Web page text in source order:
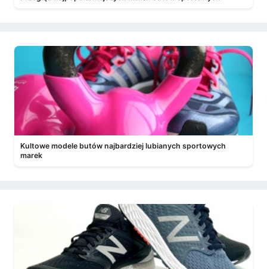
Kultowe modele butów najbardziej lubianych sportowych
marek